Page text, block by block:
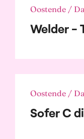
Oostende /
Welder -
Oostende /
Sofer C